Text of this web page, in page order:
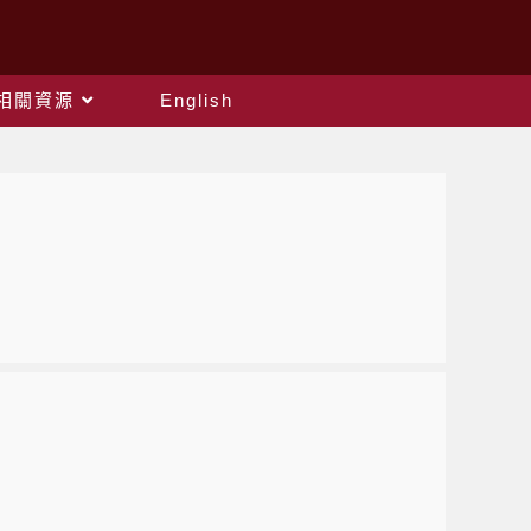
關資源 English